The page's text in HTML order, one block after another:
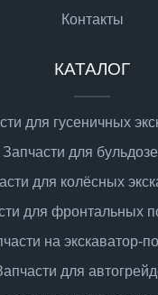
Контакты
КАТАЛОГ
для гусеничных
Запчасти для
для колёсных
для фронтальных
на экскаватор-
для